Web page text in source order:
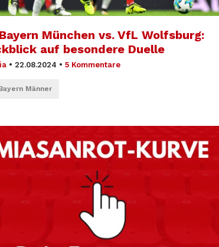
München vs. VfL Wolfsburg:
auf besondere Duelle
• 22.08.2024 • 5 Kommentare
Männer